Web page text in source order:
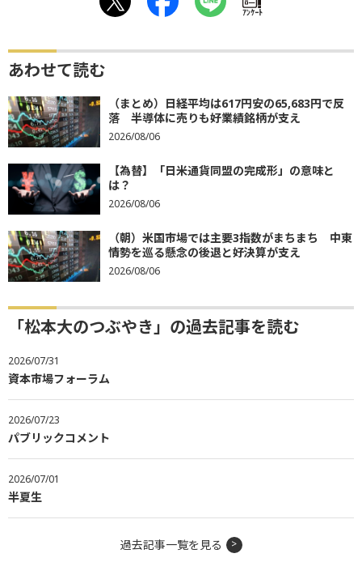
ｱﾝｹｰﾄ
あわせて読む
（まとめ）日経平均は617円安の65,683円で反
落 半導体に売りも好業績銘柄が支え
2026/08/06
【為替】「日米通貨同盟の完成形」の意味と
は？
2026/08/06
（朝）米国市場では主要3指数がまちまち 中東
情勢を巡る懸念の後退と好決算が支え
2026/08/06
「松本大のつぶやき」の過去記事を読む
2026/07/31
資本市場フォーラム
2026/07/23
パブリックコメント
2026/07/01
半夏生
過去記事一覧を見る